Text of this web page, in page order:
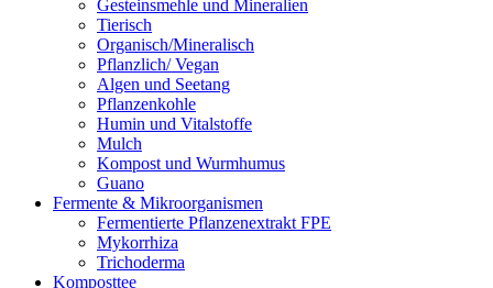
Gesteinsmehle und Mineralien
Tierisch
Organisch/Mineralisch
Pflanzlich/ Vegan
Algen und Seetang
Pflanzenkohle
Humin und Vitalstoffe
Mulch
Kompost und Wurmhumus
Guano
Fermente & Mikroorganismen
Fermentierte Pflanzenextrakt FPE
Mykorrhiza
Trichoderma
Komposttee